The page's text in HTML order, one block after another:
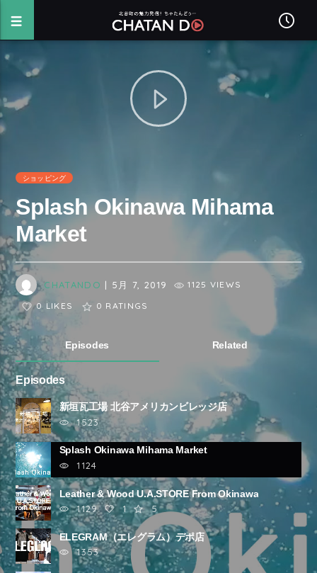
ショッピング
Splash Okinawa Mihama
Market
CHATANDO | 5月 7, 2019
1125 VIEWS
0 LIKES
0 RATINGS
Episodes Related
Episodes
新垣瓦工場 北谷アメリカンビレッジ店
1523
Splash Okinawa Mihama Market
1124
Leather & Wood U.A.STORE From Okinawa
1129
1 5
ELEGRAM（エレグラム）デポ店
1353